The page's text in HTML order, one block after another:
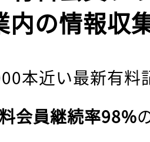
内の情報収
本近い最新有料
会員継続率98%